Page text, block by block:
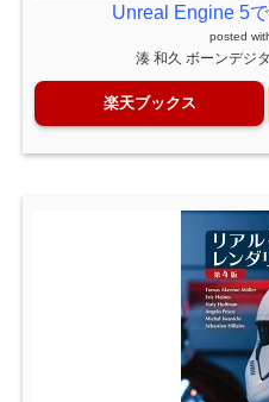
Unreal Engine 5
posted
湊 和久 ボーンデジ
楽天ブックス